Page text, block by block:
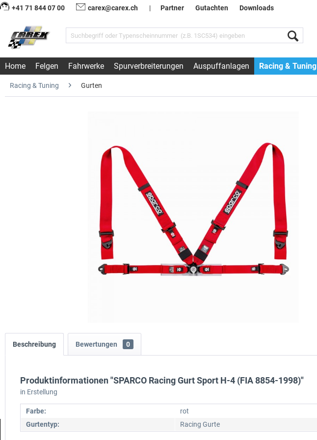
+41 71 844 07 00 carex@carex.ch | Partner Gutachten Downloads
Home Felgen Fahrwerke Spurverbreiterungen Auspuffanlagen Racing & Tuning
Racing & Tuning Gurten
Beschreibung Bewertungen 0
Produktinformationen "SPARCO Racing Gurt Sport H-4 (FIA 8854-1998)"
in Erstellung
Farbe:
rot
Gurtentyp:
Racing Gurte